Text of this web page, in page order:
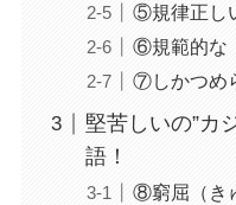
⑤規律正し
⑥規範的な
⑦しかつめ
堅苦しいの”カ
語！
⑧窮屈（き